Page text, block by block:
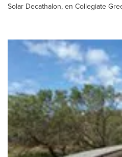
Solar Decathalon, en Collegiate